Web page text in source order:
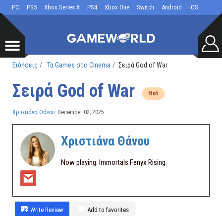
PC PS5 Xbox Series X PS4 Xbox One Switch Android iOS
Ειδήσεις Τα Games στο Cinema Σειρά God of War
Σειρά God of War Hot
Χριστιάνα Θάνου December 02, 2025
Χριστιάνα Θάνου
Now playing: Immortals Fenyx Rising.
Write Review Add to favorites